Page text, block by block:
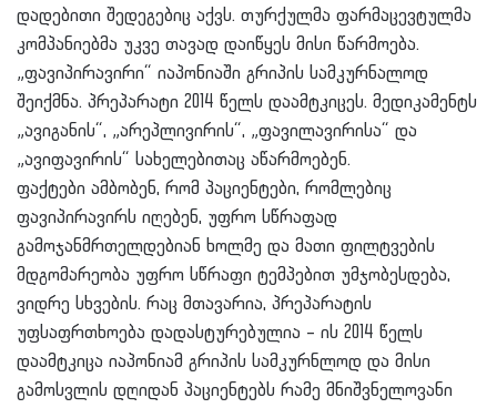
დადებითი შედეგებიც აქვს. თურქულმა ფარმაცევტულმა
კომპანიებმა უკვე თავად დაიწყეს მისი წარმოება.
„ფავიპირავირი“ იაპონიაში გრიპის სამკურნალოდ
შეიქმნა. პრეპარატი 2014 წელს დაამტკიცეს. მედიკამენტს
„ავიგანის“, „არეპლივირის“, „ფავილავირისა“ და
„ავიფავირის“ სახელებითაც აწარმოებენ.
ფაქტები ამბობენ, რომ პაციენტები, რომლებიც
ფავიპირავირს იღებენ, უფრო სწრაფად
გამოჯანმრთელდებიან ხოლმე და მათი ფილტვების
მდგომარეობა უფრო სწრაფი ტემპებით უმჯობესდება,
ვიდრე სხვების. რაც მთავარია, პრეპარატის
უფსაფრთხოება დადასტურებულია – ის 2014 წელს
დაამტკიცა იაპონიამ გრიპის სამკურნლოდ და მისი
გამოსვლის დღიდან პაციენტებს რამე მნიშვნელოვანი